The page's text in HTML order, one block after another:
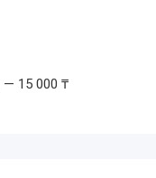
— 15 000 ₸